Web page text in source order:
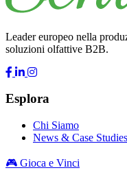
Leader europeo nella
soluzioni olfattive B2B.
Esplora
Chi Siamo
News & Case Studies
🎮 Gioca e Vinci